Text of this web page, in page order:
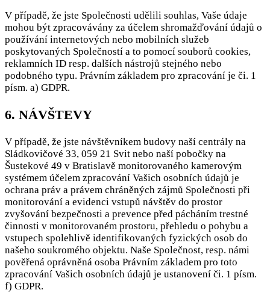
V případě, že jste Společnosti udělili souhlas, Vaše údaje
mohou být zpracovávány za účelem shromažďování údajů o
používání internetových nebo mobilních služeb
poskytovaných Společností a to pomocí souborů cookies,
reklamních ID resp. dalších nástrojů stejného nebo
podobného typu. Právním základem pro zpracování je či. 1
písm. a) GDPR.
6. NÁVŠTEVY
V případě, že jste návštěvníkem budovy naší centrály na
Sládkovičové 33, 059 21 Svit nebo naší pobočky na
Šustekové 49 v Bratislavě monitorovaného kamerovým
systémem účelem zpracování Vašich osobních údajů je
ochrana práv a právem chráněných zájmů Společnosti při
monitorování a evidenci vstupů návštěv do prostor
zvyšování bezpečnosti a prevence před pácháním trestné
činnosti v monitorovaném prostoru, přehledu o pohybu a
vstupech spolehlivě identifikovaných fyzických osob do
našeho soukromého objektu. Naše Společnost, resp. námi
pověřená oprávněná osoba Právním základem pro toto
zpracování Vašich osobních údajů je ustanovení či. 1 písm.
f) GDPR.